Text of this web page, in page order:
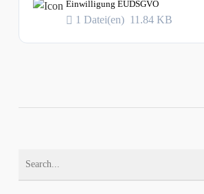
Einwilligung EUDSGVO
1 Datei(en) 11.84 KB